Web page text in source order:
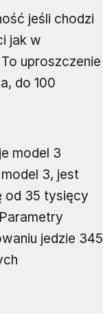
jeśli chodzi
jak w
uproszczenie
do 100
model 3
3, jest
od 35 tysięcy
jedzie 345